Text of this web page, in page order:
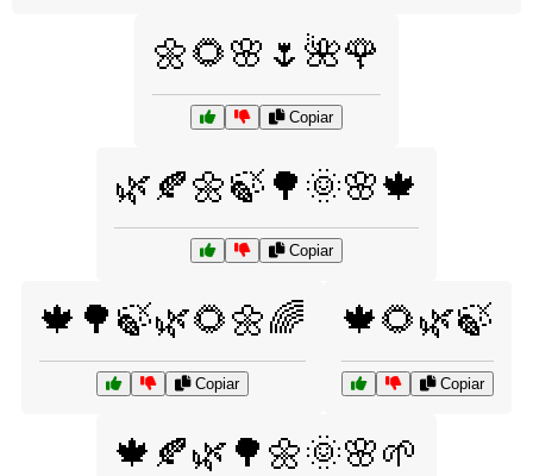
🌼🌻🌸🌷🌺🌹
Copiar
🌿🍂🌼🍃🌳🌞🌸🍁
Copiar
🍁🌳🍃🌿🌻🌼🌈
Copiar
🍁🌻🌿🍃
Copiar
🍁🍂🌿🌳🌼🌞🌸🌱